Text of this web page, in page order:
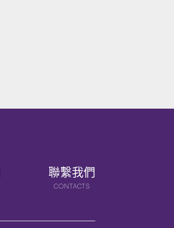
聯繫我們
CONTACTS